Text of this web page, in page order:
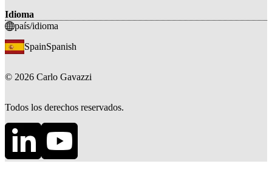
Idioma
país/idioma
SpainSpanish
© 2026 Carlo Gavazzi
Todos los derechos reservados.